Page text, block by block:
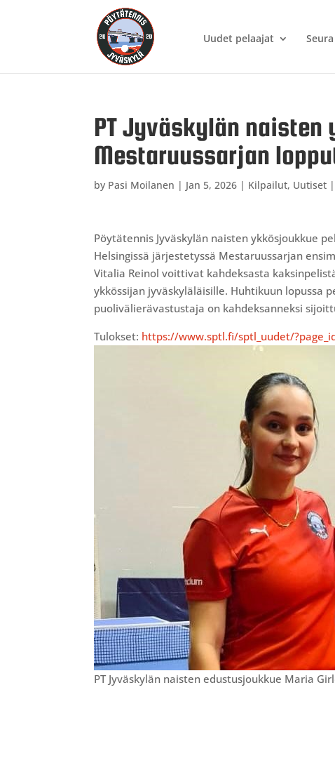
Uudet pelaajat Seura
PT Jyväskylän
Mestaruussarjan
by Pasi Moilanen | Jan 5, 2026 | Kilpailut, Uutiset
Pöytätennis Jyväskylän naisten ykkösjoukkue
Helsingissä järjestetyssä Mestaruussarjan
Vitalia Reinol voittivat kahdeksasta
ykkössijan jyväskyläläisille. Huhtikuun lopussa
puolivälierävastustaja on kahdeksanneksi
Tulokset: https://www.sptl.fi/sptl_uudet/
PT Jyväskylän naisten edustusjoukkue Maria